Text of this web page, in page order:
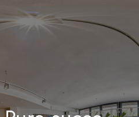
Home
siamo